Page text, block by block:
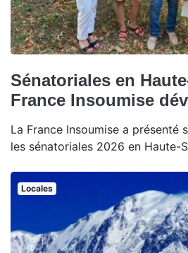
Sénatoriales en
France Insoumise
La France Insoumise a présenté
les sénatoriales 2026 en Haute-
Locales